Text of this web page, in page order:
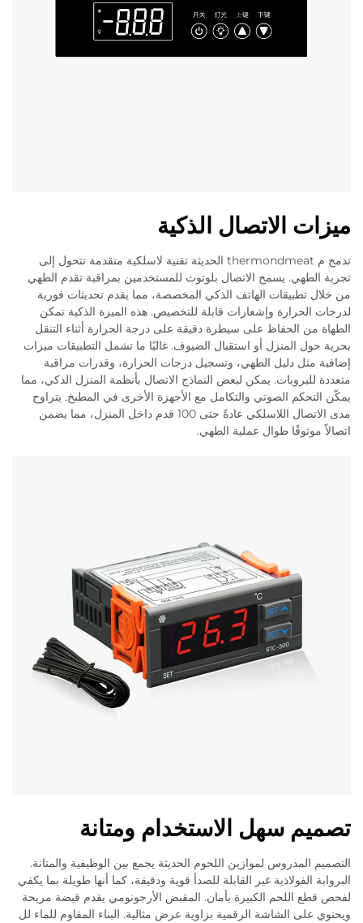
ميزات الاتصال الذكية
تدمج م thermondmeat الحديثة تقنية لاسلكية متقدمة تتحول إلى
تجربة الطهي. يسمح الاتصال بلوتوث للمستخدمين بمراقبة تقدم الطهي
من خلال تطبيقات الهاتف الذكي المخصصة، مما يقدم تحديثات فورية
لدرجات الحرارة وإشعارات قابلة للتخصيص. هذه الميزة الذكية تمكن
الطهاة من الحفاظ على سيطرة دقيقة على درجة الحرارة أثناء التنقل
بحرية حول المنزل أو استقبال الضيوف. غالبًا ما تشمل التطبيقات ميزات
إضافية مثل دليل الطهي، وتسجيل درجات الحرارة، وقدرات مراقبة
متعددة للبروبات. يمكن لبعض النماذج الاتصال بأنظمة المنزل الذكي، مما
يمكّن التحكم الصوتي والتكامل مع الأجهزة الأخرى في المطبخ. يتراوح
مدى الاتصال اللاسلكي عادةً حتى 100 قدم داخل المنزل، مما يضمن
اتصالاً موثوقًا طوال عملية الطهي.
تصميم سهل الاستخدام ومتانة
التصميم المدروس لموازين اللحوم الحديثة يجمع بين الوظيفية والمتانة.
البروابة الفولاذية غير القابلة للصدأ قوية ودقيقة، كما أنها طويلة بما يكفي
لفحص قطع اللحم الكبيرة بأمان. المقبض الأرجونومي يقدم قبضة مريحة
ويحتوي على الشاشة الرقمية بزاوية عرض مثالية. البناء المقاوم للماء لل